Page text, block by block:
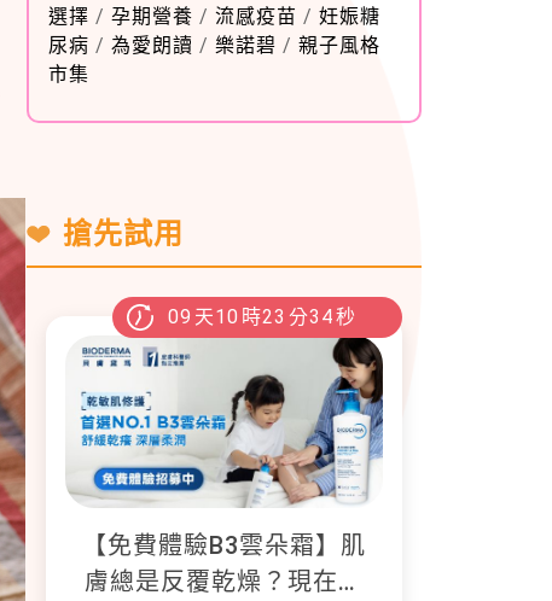
選擇 / 孕期營養 / 流感疫苗 / 妊娠糖
尿病 / 為愛朗讀 / 樂諾碧 / 親子風格
市集
搶先試用
09 天10 時23 分33秒
【免費體驗B3雲朵霜】肌
膚總是反覆乾燥？現在就